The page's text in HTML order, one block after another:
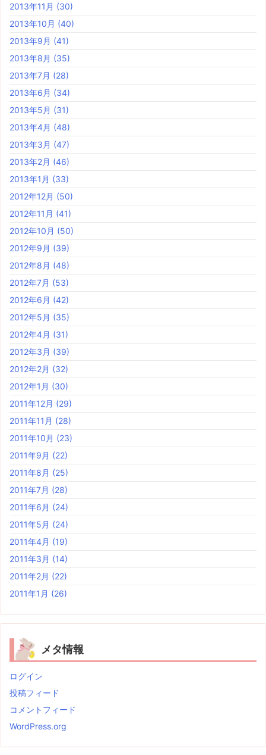
2013年11月 (30)
2013年10月 (40)
2013年9月 (41)
2013年8月 (35)
2013年7月 (28)
2013年6月 (34)
2013年5月 (31)
2013年4月 (48)
2013年3月 (47)
2013年2月 (46)
2013年1月 (33)
2012年12月 (50)
2012年11月 (41)
2012年10月 (50)
2012年9月 (39)
2012年8月 (48)
2012年7月 (53)
2012年6月 (42)
2012年5月 (35)
2012年4月 (31)
2012年3月 (39)
2012年2月 (32)
2012年1月 (30)
2011年12月 (29)
2011年11月 (28)
2011年10月 (23)
2011年9月 (22)
2011年8月 (25)
2011年7月 (28)
2011年6月 (24)
2011年5月 (24)
2011年4月 (19)
2011年3月 (14)
2011年2月 (22)
2011年1月 (26)
メタ情報
ログイン
投稿フィード
コメントフィード
WordPress.org